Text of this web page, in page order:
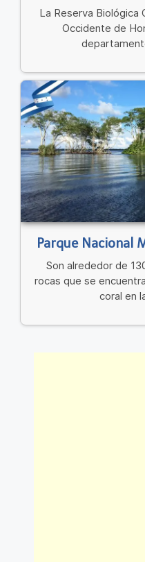
La Reserva Biológica
Occidente de
Parque Nacional
Son alrededor de
rocas que se
coral en